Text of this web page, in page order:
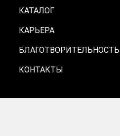
КАТАЛОГ
КАРЬЕРА
БЛАГОТВОРИТЕЛЬНОСТЬ
КОНТАКТЫ